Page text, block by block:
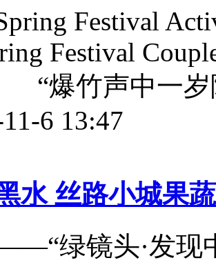
Festival
Festival
竹声中一岁
6 13:47
水 丝路小城果
绿镜头·发现